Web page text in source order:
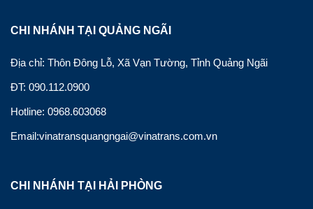
CHI NHÁNH TẠI QUẢNG NGÃI
Địa chỉ: Thôn Đông Lỗ, Xã Vạn Tường, Tỉnh Quảng Ngãi
ĐT: 090.112.0900
Hotline: 0968.603068
Email:vinatransquangngai@vinatrans.com.vn
CHI NHÁNH TẠI HẢI PHÒNG